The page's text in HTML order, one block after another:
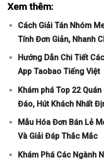
Xem thêm:
Cách Giải Tán Nhóm
Tính Đơn Giản, Nhanh
Hướng Dẫn Chi Tiết
App Taobao Tiếng Việt
Khám phá Top 22
Đáo, Hút Khách Nhất
Mẫu Hóa Đơn Bán Lẻ
Và Giải Đáp Thắc Mắc
Khám Phá Các Ngành